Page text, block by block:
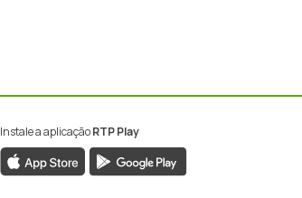
Instale a aplicaçãoRTP Play